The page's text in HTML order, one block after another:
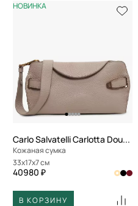
НОВИНКА
Carlo Salvatelli Carlotta Double
Кожаная сумка
33x17x7 см
40980 ₽
В КОРЗИНУ